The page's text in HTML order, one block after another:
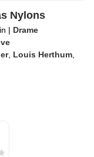
Nylons
| Drame
, Louis Herthum